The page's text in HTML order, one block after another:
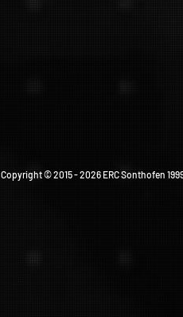
Copyright © 2015 - 2026 ERC Sonthofen